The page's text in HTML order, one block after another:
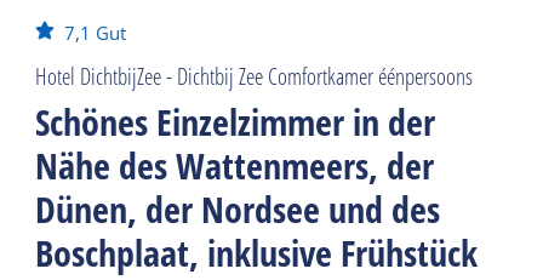
7,1 Gut
Hotel DichtbijZee - Dichtbij Zee Comfortkamer éénpersoons
Schönes Einzelzimmer in der
Nähe des Wattenmeers, der
Dünen, der Nordsee und des
Boschplaat, inklusive Frühstück